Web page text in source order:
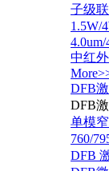
子级
1.5W/
4.0um/
中红
DFB
DFB
单模
760/
DFB